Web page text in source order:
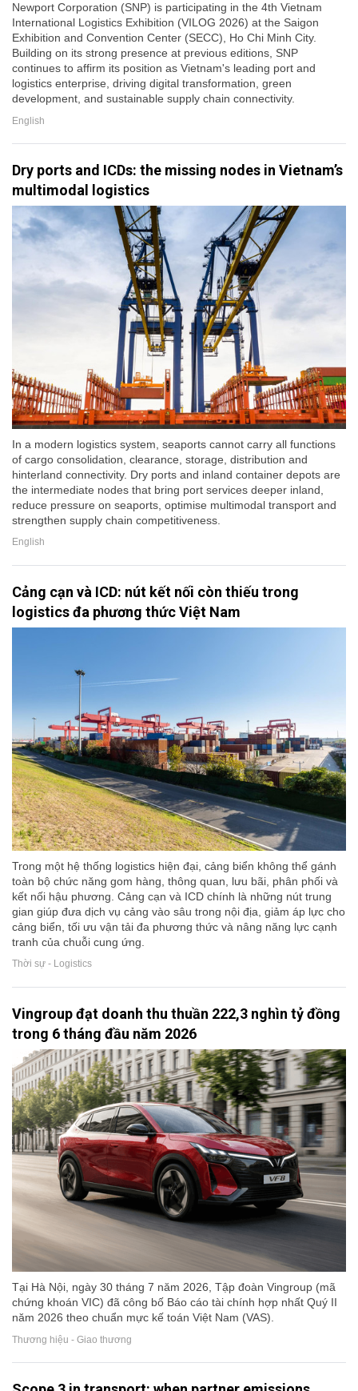
Newport Corporation (SNP) is participating in the 4th Vietnam
International Logistics Exhibition (VILOG 2026) at the Saigon
Exhibition and Convention Center (SECC), Ho Chi Minh City.
Building on its strong presence at previous editions, SNP
continues to affirm its position as Vietnam's leading port and
logistics enterprise, driving digital transformation, green
development, and sustainable supply chain connectivity.
English
Dry ports and ICDs: the missing nodes in Vietnam’s
multimodal logistics
In a modern logistics system, seaports cannot carry all functions
of cargo consolidation, clearance, storage, distribution and
hinterland connectivity. Dry ports and inland container depots are
the intermediate nodes that bring port services deeper inland,
reduce pressure on seaports, optimise multimodal transport and
strengthen supply chain competitiveness.
English
Cảng cạn và ICD: nút kết nối còn thiếu trong
logistics đa phương thức Việt Nam
Trong một hệ thống logistics hiện đại, cảng biển không thể gánh
toàn bộ chức năng gom hàng, thông quan, lưu bãi, phân phối và
kết nối hậu phương. Cảng cạn và ICD chính là những nút trung
gian giúp đưa dịch vụ cảng vào sâu trong nội địa, giảm áp lực cho
cảng biển, tối ưu vận tải đa phương thức và nâng năng lực cạnh
tranh của chuỗi cung ứng.
Thời sự - Logistics
Vingroup đạt doanh thu thuần 222,3 nghìn tỷ đồng
trong 6 tháng đầu năm 2026
Tại Hà Nội, ngày 30 tháng 7 năm 2026, Tập đoàn Vingroup (mã
chứng khoán VIC) đã công bố Báo cáo tài chính hợp nhất Quý II
năm 2026 theo chuẩn mực kế toán Việt Nam (VAS).
Thương hiệu - Giao thương